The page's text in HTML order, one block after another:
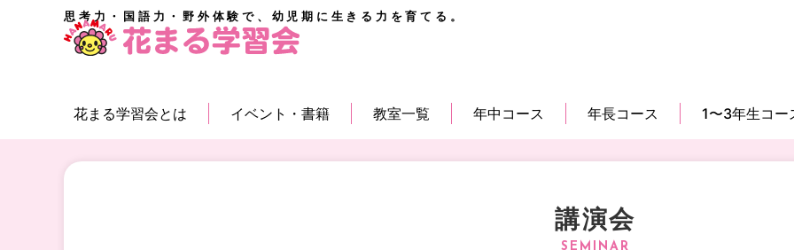
思考力・国語力・野外体験で、幼児期に生きる力を育てる。
花まる学習会とは イベント・書籍 教室一覧 年中コース 年長コース 1〜3年生コー
講演会